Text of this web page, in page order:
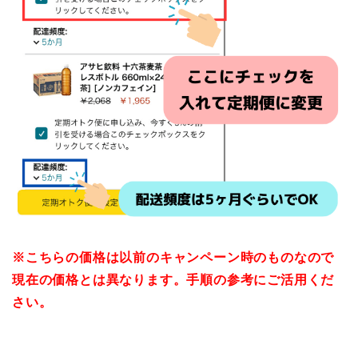
※こちらの価格は以前のキャンペーン時のものなので
現在の価格とは異なります。手順の参考にご活用くだ
さい。